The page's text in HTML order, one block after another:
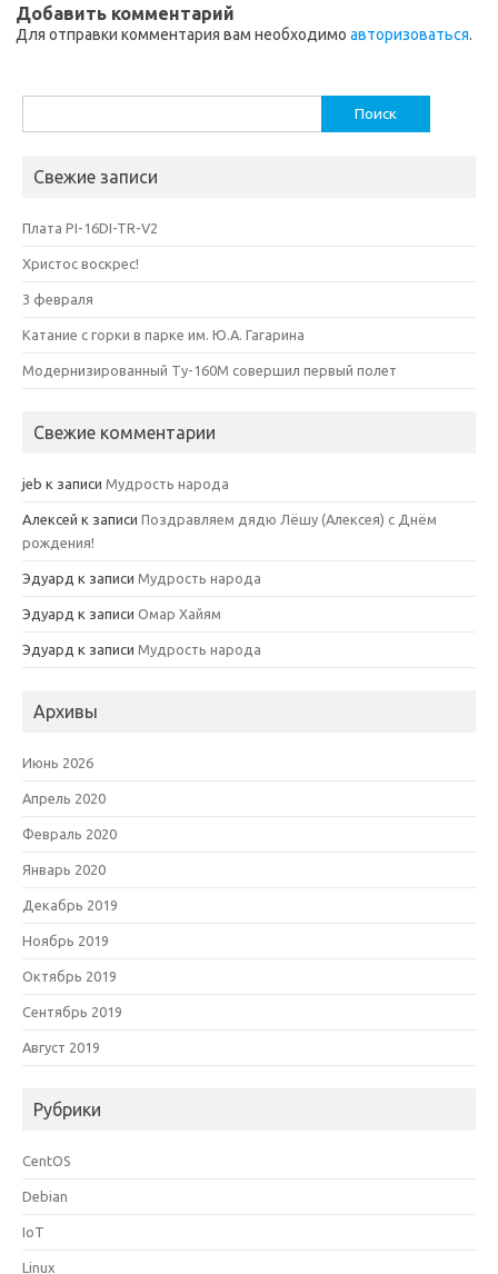
Добавить комментарий
Для отправки комментария вам необходимо авторизоваться.
Свежие записи
Плата PI-16DI-TR-V2
Христос воскрес!
3 февраля
Катание с горки в парке им. Ю.А. Гагарина
Модернизированный Ту-160М совершил первый полет
Свежие комментарии
jeb к записи Мудрость народа
Алексей к записи Поздравляем дядю Лёшу (Алексея) с Днём
рождения!
Эдуард к записи Мудрость народа
Эдуард к записи Омар Хайям
Эдуард к записи Мудрость народа
Архивы
Июнь 2026
Апрель 2020
Февраль 2020
Январь 2020
Декабрь 2019
Ноябрь 2019
Октябрь 2019
Сентябрь 2019
Август 2019
Рубрики
CentOS
Debian
IoT
Linux